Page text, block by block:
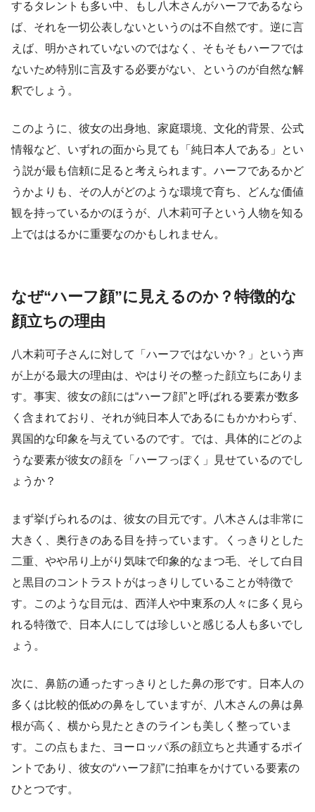
するタレントも多い中、もし八木さんがハーフであるなら
ば、それを一切公表しないというのは不自然です。逆に言
えば、明かされていないのではなく、そもそもハーフでは
ないため特別に言及する必要がない、というのが自然な解
釈でしょう。
このように、彼女の出身地、家庭環境、文化的背景、公式
情報など、いずれの面から見ても「純日本人である」とい
う説が最も信頼に足ると考えられます。ハーフであるかど
うかよりも、その人がどのような環境で育ち、どんな価値
観を持っているかのほうが、八木莉可子という人物を知る
上でははるかに重要なのかもしれません。
なぜ“ハーフ顔”に見えるのか？特徴的な
顔立ちの理由
八木莉可子さんに対して「ハーフではないか？」という声
が上がる最大の理由は、やはりその整った顔立ちにありま
す。事実、彼女の顔には“ハーフ顔”と呼ばれる要素が数多
く含まれており、それが純日本人であるにもかかわらず、
異国的な印象を与えているのです。では、具体的にどのよ
うな要素が彼女の顔を「ハーフっぽく」見せているのでし
ょうか？
まず挙げられるのは、彼女の目元です。八木さんは非常に
大きく、奥行きのある目を持っています。くっきりとした
二重、やや吊り上がり気味で印象的なまつ毛、そして白目
と黒目のコントラストがはっきりしていることが特徴で
す。このような目元は、西洋人や中東系の人々に多く見ら
れる特徴で、日本人にしては珍しいと感じる人も多いでし
ょう。
次に、鼻筋の通ったすっきりとした鼻の形です。日本人の
多くは比較的低めの鼻をしていますが、八木さんの鼻は鼻
根が高く、横から見たときのラインも美しく整っていま
す。この点もまた、ヨーロッパ系の顔立ちと共通するポイ
ントであり、彼女の“ハーフ顔”に拍車をかけている要素の
ひとつです。